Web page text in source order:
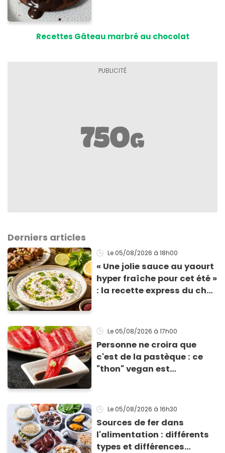
Recettes Gâteau marbré au chocolat
Derniers articles
Le 05/08/2026 à 18h00
« Une jolie sauce au yaourt
hyper fraîche pour cet été »
: la recette express du chef
grillades
Le 05/08/2026 à 17h00
Personne ne croira que
c'est de la pastèque : ce
"thon" vegan est
Le 05/08/2026 à 16h30
Sources de fer dans
l'alimentation : différents
types et différences